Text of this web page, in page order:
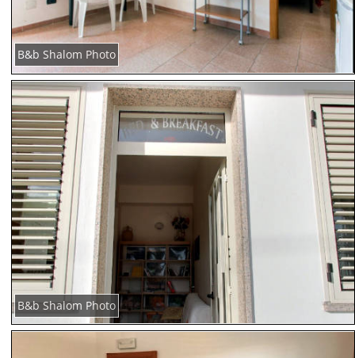
B&b Shalom Photo
B&b Shalom Photo